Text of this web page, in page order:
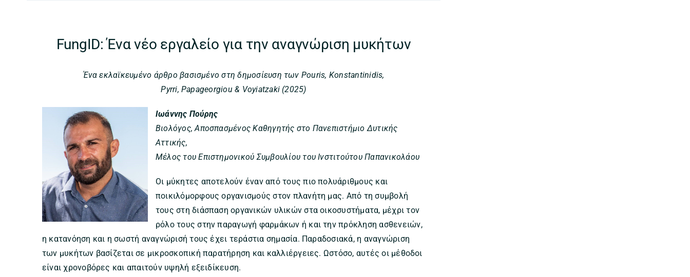
FungID: Ένα νέο εργαλείο για την αναγνώριση μυκήτων
Ένα εκλαϊκευμένο άρθρο βασισμένο στη δημοσίευση των Pouris, Konstantinidis,
Pyrri, Papageorgiou & Voyiatzaki (2025)
Ιωάννης Πούρης
Βιολόγος, Αποσπασμένος Καθηγητής στο Πανεπιστήμιο Δυτικής
Αττικής,
Μέλος του Επιστημονικού Συμβουλίου του Ινστιτούτου Παπανικολάου
Οι μύκητες αποτελούν έναν από τους πιο πολυάριθμους και
ποικιλόμορφους οργανισμούς στον πλανήτη μας. Από τη συμβολή
τους στη διάσπαση οργανικών υλικών στα οικοσυστήματα, μέχρι τον
ρόλο τους στην παραγωγή φαρμάκων ή και την πρόκληση ασθενειών,
η κατανόηση και η σωστή αναγνώρισή τους έχει τεράστια σημασία. Παραδοσιακά, η αναγνώριση
των μυκήτων βασίζεται σε μικροσκοπική παρατήρηση και καλλιέργειες. Ωστόσο, αυτές οι μέθοδοι
είναι χρονοβόρες και απαιτούν υψηλή εξειδίκευση.